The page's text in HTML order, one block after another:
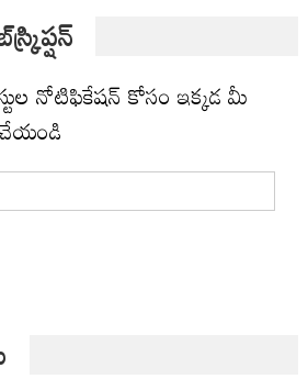
నోటిఫికేషన్ కోసం ఇక్కడ మీ